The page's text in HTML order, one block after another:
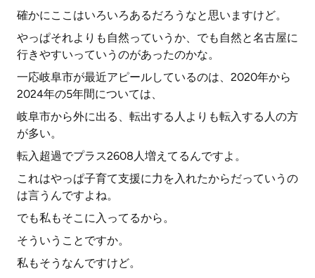
確かにここはいろいろあるだろうなと思いますけど。
やっぱそれよりも自然っていうか、でも自然と名古屋に
行きやすいっていうのがあったのかな。
一応岐阜市が最近アピールしているのは、2020年から
2024年の5年間については、
岐阜市から外に出る、転出する人よりも転入する人の方
が多い。
転入超過でプラス2608人増えてるんですよ。
これはやっぱ子育て支援に力を入れたからだっていうの
は言うんですよね。
でも私もそこに入ってるから。
そういうことですか。
私もそうなんですけど。